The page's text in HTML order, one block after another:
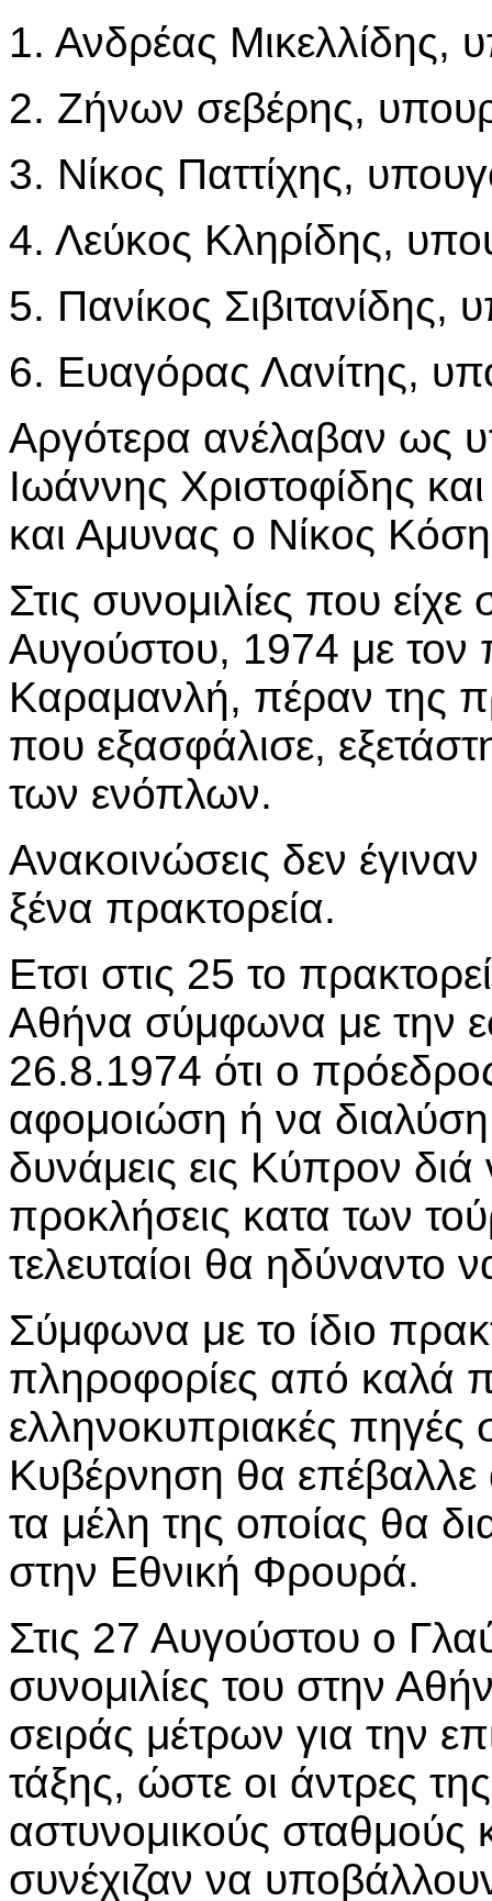
1. Ανδρέας Μικελλίδης,
2. Ζήνων σεβέρης,
3. Νίκος Παττίχης,
4. Λεύκος Κληρίδης,
5. Πανίκος Σιβιτανίδης,
6. Ευαγόρας Λανίτης,
Αργότερα ανέλαβαν ως
Ιωάννης Χριστοφίδης
και Αμυνας ο Νίκος
Στις συνομιλίες που
Αυγούστου, 1974 με
Καραμανλή, πέραν της
που εξασφάλισε,
των ενόπλων.
Ανακοινώσεις δεν
ξένα πρακτορεία.
Ετσι στις 25 το
Αθήνα σύμφωνα με την
26.8.1974 ότι ο
αφομοιώση ή να διαλύση
δυνάμεις εις Κύπρον
προκλήσεις κατα των
τελευταίοι θα ηδύναντο
Σύμφωνα με το ίδιο
πληροφορίες από καλά
ελληνοκυπριακές
Κυβέρνηση θα
τα μέλη της οποίας θα
στην Εθνική Φρουρά.
Στις 27 Αυγούστου ο
συνομιλίες του στην
σειράς μέτρων για την
τάξης, ώστε οι άντρες
αστυνομικούς
συνέχιζαν να